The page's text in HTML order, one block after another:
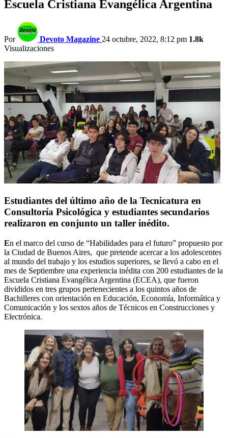
Escuela Cristiana Evangélica Argentina
Por Devoto Magazine 24 octubre, 2022, 8:12 pm 1.8k
Visualizaciones
Estudiantes del último año de la Tecnicatura en
Consultoría Psicológica y estudiantes secundarios
realizaron en conjunto un taller inédito.
En el marco del curso de “Habilidades para el futuro” propuesto por
la Ciudad de Buenos Aires, que pretende acercar a los adolescentes
al mundo del trabajo y los estudios superiores, se llevó a cabo en el
mes de Septiembre una experiencia inédita con 200 estudiantes de la
Escuela Cristiana Evangélica Argentina (ECEA), que fueron
divididos en tres grupos pertenecientes a los quintos años de
Bachilleres con orientación en Educación, Economía, Informática y
Comunicación y los sextos años de Técnicos en Construcciones y
Electrónica.